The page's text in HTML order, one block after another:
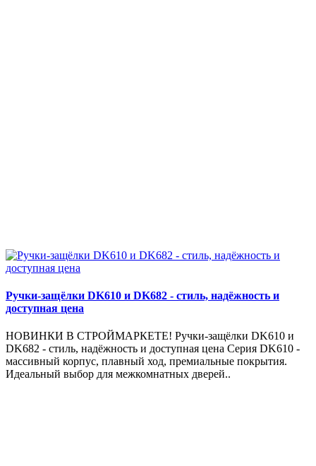
Ручки-защёлки DK610 и DK682 - стиль, надёжность и
доступная цена
НОВИНКИ В СТРОЙМАРКЕТЕ! Ручки-защёлки DK610 и
DK682 - стиль, надёжность и доступная цена Серия DK610 -
массивный корпус, плавный ход, премиальные покрытия.
Идеальный выбор для межкомнатных дверей..